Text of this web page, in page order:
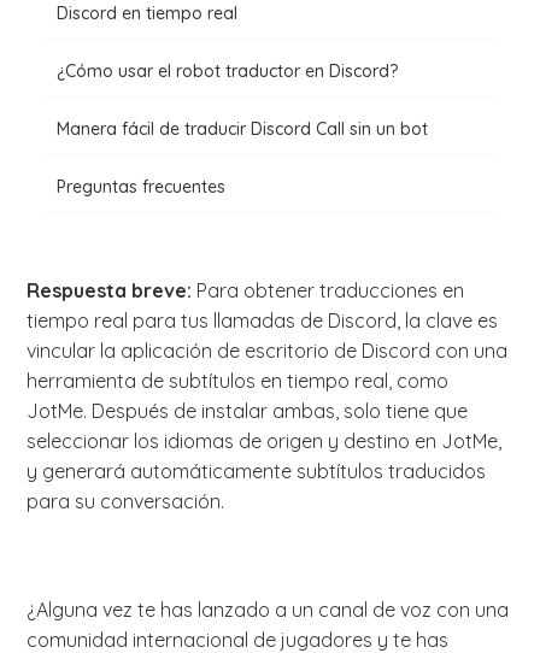
Discord en tiempo real
¿Cómo usar el robot traductor en Discord?
Manera fácil de traducir Discord Call sin un bot
Preguntas frecuentes
Respuesta breve: Para obtener traducciones en
tiempo real para tus llamadas de Discord, la clave es
vincular la aplicación de escritorio de Discord con una
herramienta de subtítulos en tiempo real, como
JotMe. Después de instalar ambas, solo tiene que
seleccionar los idiomas de origen y destino en JotMe,
y generará automáticamente subtítulos traducidos
para su conversación.
¿Alguna vez te has lanzado a un canal de voz con una
comunidad internacional de jugadores y te has